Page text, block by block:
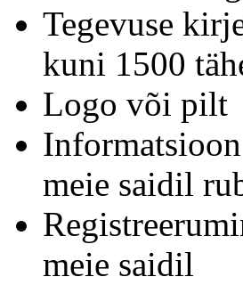
Tegevuse
kuni 1500
Logo või pilt
meie saidil
meie saidil